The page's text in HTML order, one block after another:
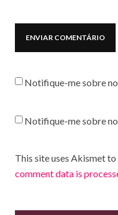
Notifique-me sobre
Notifique-me sobre
This site uses Akismet to
comment data is